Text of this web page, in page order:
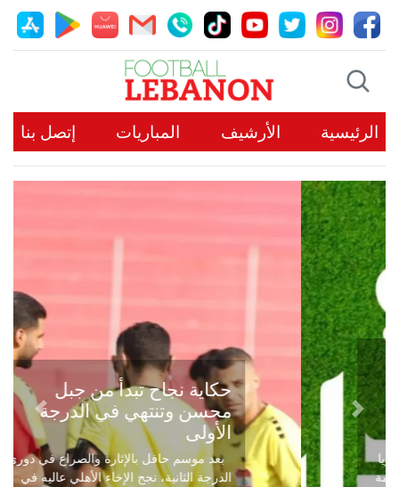
الرئيسية الأرشيف المباريات إتصل بنا
حكاية نجاح تبدأ من جبل
محسن وتنتهي في الدرجة
الأولى
بعد موسم حافل بالإثارة والصراع في دوري
الدرجة الثانية، نجح الإخاء الأهلي عاليه في
Previous
Next